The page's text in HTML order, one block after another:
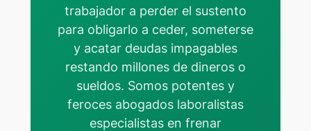
trabajador a perder el sustento
para obligarlo a ceder, someterse
y acatar deudas impagables
restando millones de dineros o
sueldos. Somos potentes y
feroces abogados laboralistas
especialistas en frenar